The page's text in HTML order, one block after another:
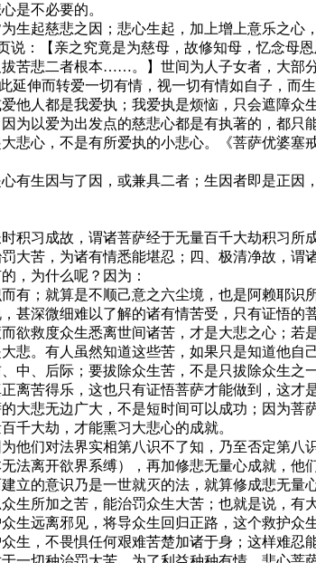
是不必要的。
起慈悲之因；悲心生起，加上增上意乐之心
说：【亲之究竟是为慈母，故修知母，忆念母
苦悲二者根本……。】世间为人子女者，大部
延伸而转爱一切有情，视一切有情如自子，而
他人都是我爱执；我爱执是烦恼，只会遮障
以爱为出发点的慈悲心都是有执著的，都只
心，不是有所爱执的小悲心。《菩萨优婆塞
生因与了因，或兼具二者；生因者即是正因
习成故，谓诸菩萨经于无量百千大劫积习所
苦，为诸有情悉能堪忍；四、极清净故，谓
，为什么呢？因为：
；就算是不顺己意之六尘境，也是阿赖耶识
甚深微细难以了解的诸有情苦受，只有证悟
欲救度众生悉离世间诸苦，才是大悲之心；
。有人虽然知道这些苦，如果只是知道他自
、后际；要拔除众生苦，不是只拔除众生之
离苦得乐，这也只有证悟菩萨才能做到，这
大悲无边广大，不是短时间可以成功；因为
千大劫，才能熏习大悲心的成就。
们对法界实相第八识不了知，乃至否定第八
法离开欲界系缚），再加修悲无量心成就，
的意识乃是一世就灭的法，就算修成悲无量
所加之苦，能治罚众生大苦；也就是说，有
生远离邪见，将导众生回归正路，这个救护
生，不畏惧任何艰难苦楚加诸于身；这样难